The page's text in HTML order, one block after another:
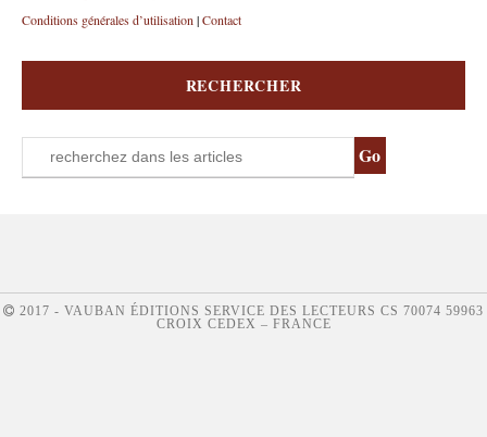
Conditions générales d’utilisation|Contact
RECHERCHER
2017 - VAUBAN ÉDITIONS SERVICE DES LECTEURS CS 70074 59963
CROIX CEDEX – FRANCE